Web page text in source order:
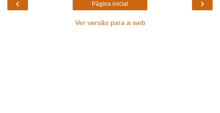
‹ ›
Página inicial
Ver versão para a web